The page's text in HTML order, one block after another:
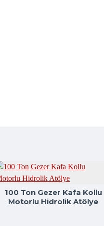
100 Ton Gezer Kafa Kollu
Motorlu Hidrolik Atölye